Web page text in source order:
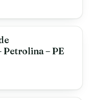
Petrolina – PE